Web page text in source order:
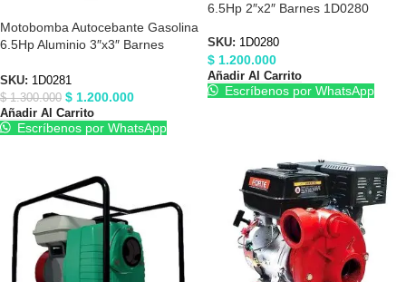
Motobomba Autocebante Gasolina
6.5Hp Aluminio 3″x3″ Barnes
SKU: 1D0281
$1.300.000 $ 1.200.000
Añadir Al Carrito
Escríbenos por WhatsApp
6.5Hp 2″x2″ Barnes 1D0280
SKU: 1D0280
$ 1.200.000
Añadir Al Carrito
Escríbenos por WhatsApp